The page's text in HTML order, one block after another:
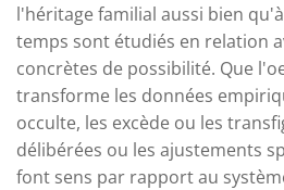
l'héritage familial aussi bien
temps sont étudiés en relation
concrètes de possibilité. Que
transforme les données
occulte, les excède ou les
délibérées ou les ajustements
font sens par rapport au